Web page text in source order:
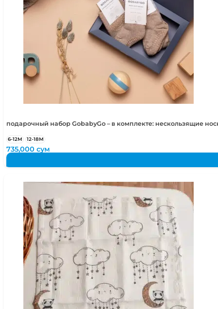
подарочный набор GobabyGo – в комплекте: нескользящие
6-12М 12-18М
735,000сум